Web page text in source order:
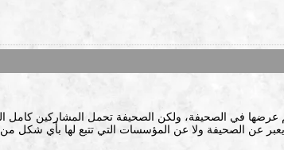
في الصحيفة، ولكن الصحيفة تحمل المشاركين كامل
عن الصحيفة ولا عن المؤسسات التي تتبع لها بأي شكل من